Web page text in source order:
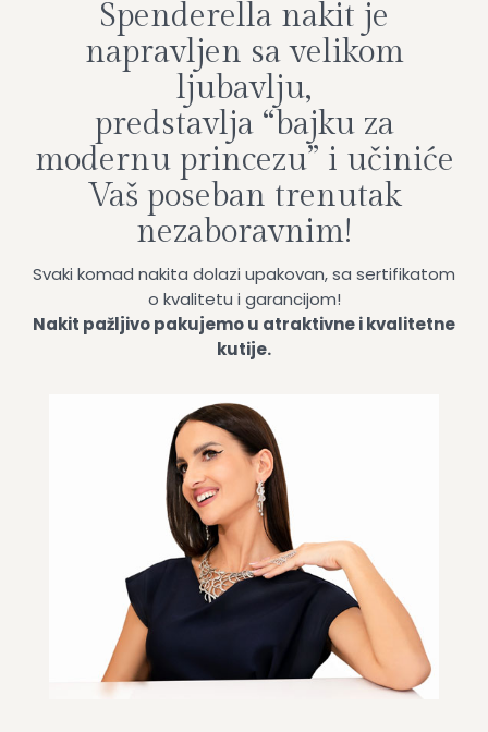
Spenderella nakit je
napravljen sa velikom
ljubavlju,
predstavlja “bajku za
modernu princezu” i učiniće
Vaš poseban trenutak
nezaboravnim!
Svaki komad nakita dolazi upakovan, sa sertifikatom
o kvalitetu i garancijom!
Nakit pažljivo pakujemo u atraktivne i kvalitetne
kutije.